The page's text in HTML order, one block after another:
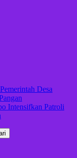
Desa
Intensifkan Patroli